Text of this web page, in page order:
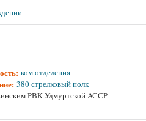
ком отделения
380 стрелковый полк
РВК Удмуртской АССР